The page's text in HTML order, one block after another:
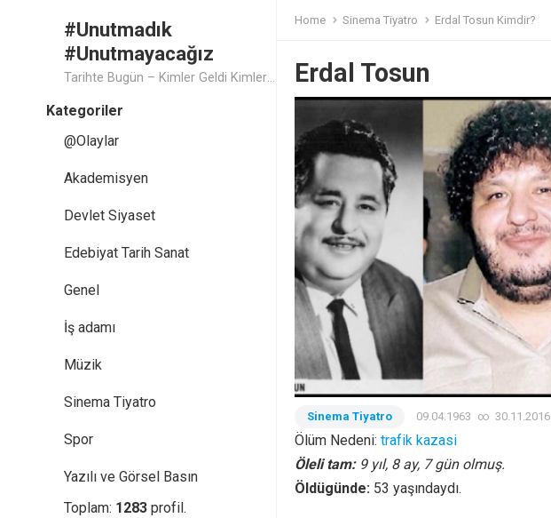
#Unutmadık
#Unutmayacağız
Tarihte Bugün – Kimler Geldi Kimler Geçti..
Kategoriler
@Olaylar
Akademisyen
Devlet Siyaset
Edebiyat Tarih Sanat
Genel
İş adamı
Müzik
Sinema Tiyatro
Spor
Yazılı ve Görsel Basın
Toplam: 1283 profil.
Home Sinema Tiyatro Erdal Tosun Kimdir?
Erdal Tosun
Sinema Tiyatro 09.04.1963 ∞ 30.11.2016
Ölüm Nedeni: trafik kazasi
Öleli tam: 9 yıl, 8 ay, 7 gün olmuş.
Öldügünde: 53 yaşındaydı.